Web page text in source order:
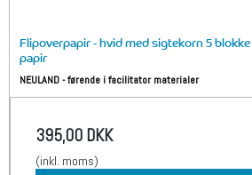
Flipoverpapir - hvid med sigtekorn 5
papir
NEULAND - førende i facilitator materialer
395,00 DKK
(inkl. moms)